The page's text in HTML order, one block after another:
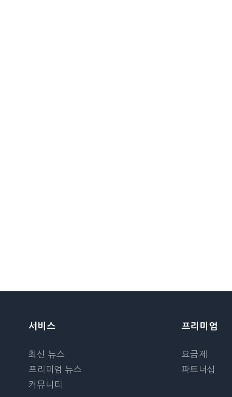
서비스
최신 뉴스
프리미엄 뉴스
커뮤니티
프리미엄
요금제
파트너십